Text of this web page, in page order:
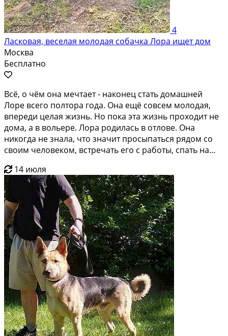
4
Ласковая, веселая молодая собачка Лора ищет дом
Москва
Бесплатно
Всё, о чём она мечтает - наконец стать домашней
Лоре всего полтора года. Она ещё совсем молодая,
впереди целая жизнь. Но пока эта жизнь проходит не
дома, а в вольере. Лора родилась в отлове. Она
никогда не знала, что значит просыпаться рядом со
своим человеком, встречать его с работы, спать на...
14 июля